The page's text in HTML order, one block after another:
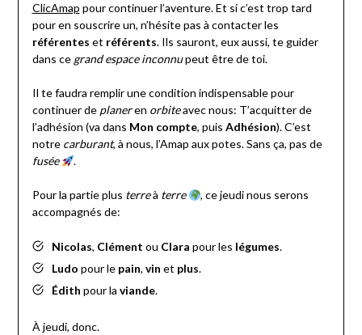
ClicAmap pour continuer l’aventure. Et si c’est trop tard
pour en souscrire un, n’hésite pas à contacter les
référentes et référents. Ils sauront, eux aussi, te guider
dans ce grand espace inconnupeut être de toi.
Il te faudra remplir une condition indispensable pour
continuer de planeren orbiteavec nous: T’acquitter de
l’adhésion (va dans Mon compte, puis Adhésion). C’est
notre carburant, à nous, l’Amap aux potes. Sans ça, pas de
fusée
.
Pour la partie plus terreà terre
, ce jeudi nous serons
accompagnés de:
Nicolas, Clément ou Clara pour les légumes.
Ludo pour le pain, vin et plus.
Édith pour la viande.
À jeudi, donc.